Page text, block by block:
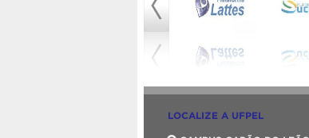
LOCALIZE A UFPEL